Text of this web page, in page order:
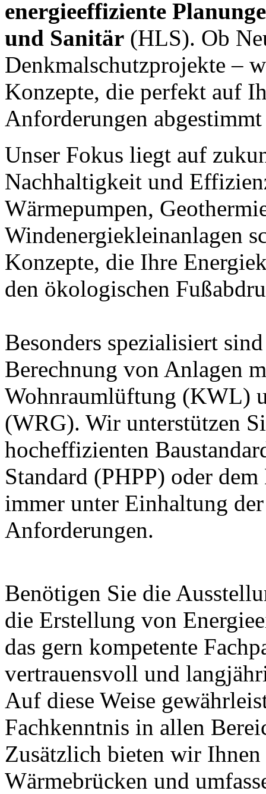
energieeffiziente
und Sanitär (HLS). Ob
Denkmalschutzprojekte –
Konzepte, die perfekt auf
Anforderungen
Unser Fokus liegt auf
Nachhaltigkeit und
Wärmepumpen,
Windenergiekleinanlagen
Konzepte, die Ihre
den ökologischen
Besonders spezialisiert
Berechnung von Anlagen
Wohnraumlüftung (KWL)
(WRG). Wir unterstützen
hocheffizienten
Standard (PHPP) oder
immer unter Einhaltung
Anforderungen.
Benötigen Sie die
die Erstellung von
das gern kompetente
vertrauensvoll und
Auf diese Weise
Fachkenntnis in allen
Zusätzlich bieten wir
Wärmebrücken und